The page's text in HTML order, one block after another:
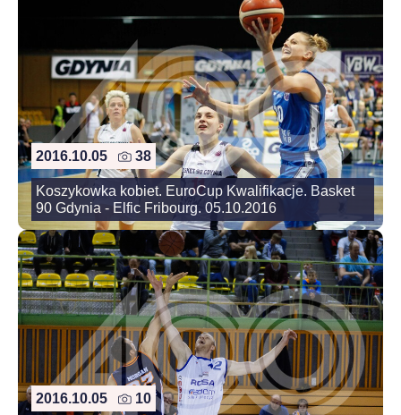
2016.10.05 38
Koszykowka kobiet. EuroCup Kwalifikacje. Basket
90 Gdynia - Elfic Fribourg. 05.10.2016
2016.10.05 10